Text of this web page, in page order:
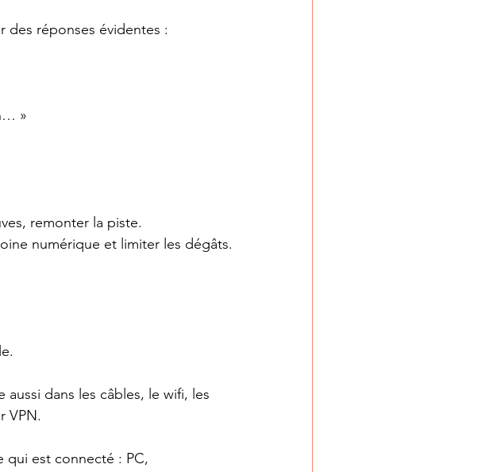
des réponses évidentes :
»
remonter la piste.
numérique et limiter les dégâts.
aussi dans les câbles, le wifi, les
VPN.
qui est connecté : PC,